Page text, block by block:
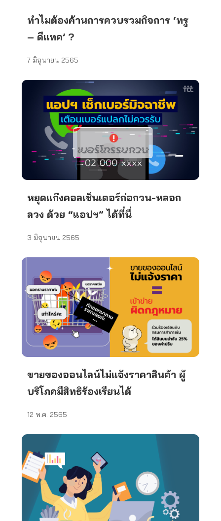
ทำไมต้องค้านการควบรวมกิจการ ‘ทรู
– ดีแทค’ ?
7 มิถุนายน 2565
หยุดแก๊งคอลเซ็นเตอร์ก่อกวน-หลอก
ลวง ด้วย “แอปฯ” ได้ที่นี่
3 มิถุนายน 2565
ขายของออนไลน์ไม่แจ้งราคาสินค้า ผู้
บริโภคมีสิทธิร้องเรียนได้
12 พ.ค. 2565